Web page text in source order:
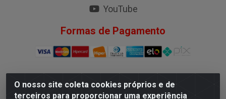
O nosso site coleta cookies próprios e de
terceiros para proporcionar uma experiência
YouTube
Formas de Pagamento
G.M.I. Distribuidora LTDA - Rua Conselheiro Pena, 50 - Santa